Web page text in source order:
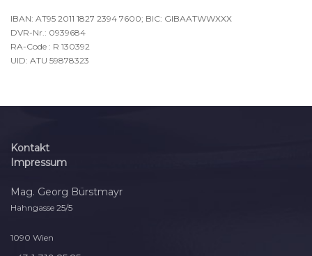
IBAN: AT95 2011 1827 2394 7600; BIC: GIBAATWWXXX
DVR-Nr.: 0939684
RA-Code : R 130392
UID: ATU 59878323
Kontakt
Impressum
Mag. Georg Bürstmayr
Hahngasse 25/5
1090 Wien